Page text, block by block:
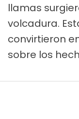
llamas
volcadura.
convirtieron
sobre los